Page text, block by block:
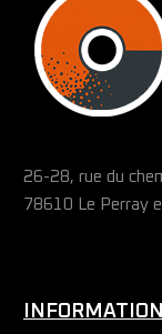
26-28, rue du
78610 Le Perray
INFORMATION